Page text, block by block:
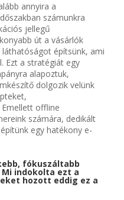
annyira a
számunkra
jellegű
út a vásárlók
láthatóságot építsünk, ami
Ezt a stratégiát egy
alapoztuk,
dolgozik velünk
offline
számára, dedikált
egyhatékony e-
fókuszáltabb
indokolta ezt a
hozott eddig ez a